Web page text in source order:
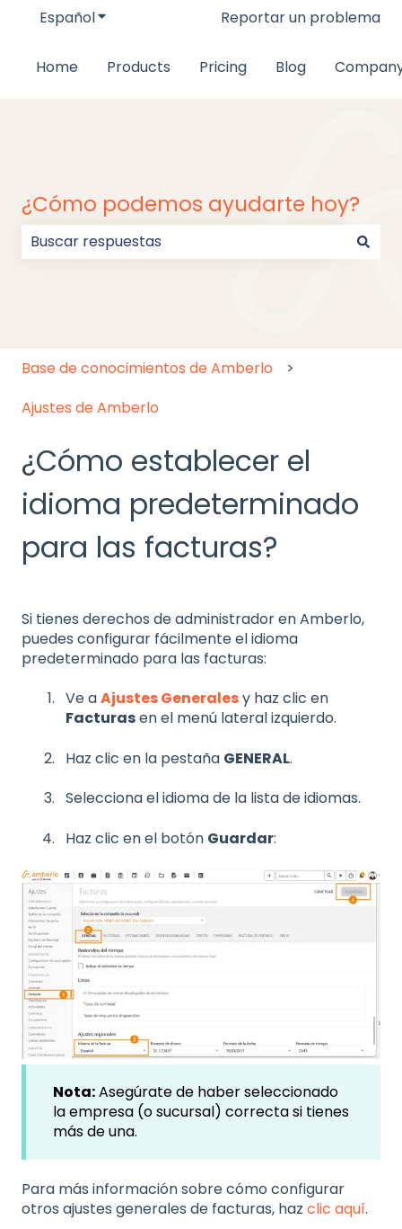
EspañolTraducciones de Mostrar submenú de
Reportar un problema
Home Products Pricing Blog
¿Cómo podemos ayudarte hoy?
Base de conocimientos de Amberlo
Ajustes de Amberlo
¿Cómo establecer el
idioma predeterminado
para las facturas?
Si tienes derechos de administrador en Amberlo,
puedes configurar fácilmente el idioma
predeterminado para las facturas:
Ve aAjustes Generalesy haz clic en
Facturasen el menú lateral izquierdo.
Haz clic en la pestaña GENERAL.
Selecciona el idioma de la lista de idiomas.
Haz clic en el botón Guardar:
Nota:Asegúrate de haber seleccionado
la empresa (o sucursal) correcta si tienes
más de una.
Para más información sobre cómo configurar
otros ajustes generales de facturas, haz clic aquí.